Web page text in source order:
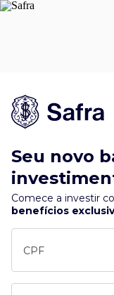
Seu novo
Comece a investir
benefícios
CPF